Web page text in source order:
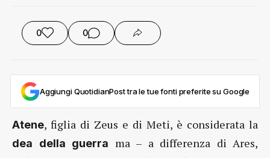
0 0
Aggiungi QuotidianPost tra le tue fonti preferite su Google
Atene, figlia di Zeus e di Meti, è considerata la
dea della guerra
ma – a differenza di Ares,